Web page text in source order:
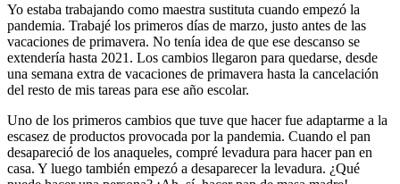
Yo estaba trabajando como maestra sustituta cuando empezó la
pandemia. Trabajé los primeros días de marzo, justo antes de las
vacaciones de primavera. No tenía idea de que ese descanso se
extendería hasta 2021. Los cambios llegaron para quedarse, desde
una semana extra de vacaciones de primavera hasta la cancelación
del resto de mis tareas para ese año escolar.
Uno de los primeros cambios que tuve que hacer fue adaptarme a la
escasez de productos provocada por la pandemia. Cuando el pan
desapareció de los anaqueles, compré levadura para hacer pan en
casa. Y luego también empezó a desaparecer la levadura. ¿Qué